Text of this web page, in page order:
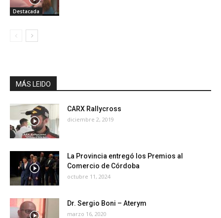
Destacada
MÁS LEIDO
CARX Rallycross
diciembre 2, 2019
La Provincia entregó los Premios al
Comercio de Córdoba
octubre 11, 2024
Dr. Sergio Boni – Aterym
marzo 16, 2020